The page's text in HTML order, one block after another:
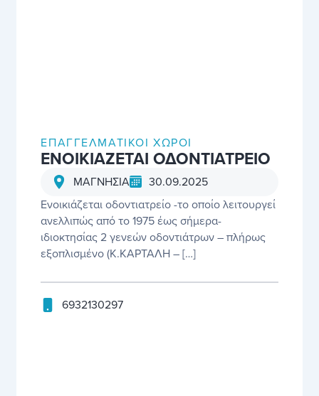
ΕΠΑΓΓΕΛΜΑΤΙΚΟΊ ΧΏΡΟΙ
ΕΝΟΙΚΙΑΖΕΤΑΙ ΟΔΟΝΤΙΑΤΡΕΙΟ
ΜΑΓΝΗΣΙΑ
30.09.2025
Ενοικιάζεται οδοντιατρείο -το οποίο λειτουργεί
ανελλιπώς από το 1975 έως σήμερα-
ιδιοκτησίας 2 γενεών οδοντιάτρων – πλήρως
εξοπλισμένο (Κ.ΚΑΡΤΑΛΗ – […]
6932130297